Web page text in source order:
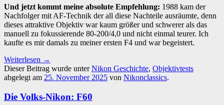
Und jetzt kommt meine absolute Empfehlung: 1988 kam der
Nachfolger mit AF-Technik der all diese Nachteile ausräumte, denn
dieses attraktive Objektiv war kaum größer und schwerer als das
manuell zu fokussierende 80-200/4,0 und nicht einmal teurer. Ich
kaufte es mir damals zu meiner ersten F4 und war begeistert.
Weiterlesen →
Dieser Beitrag wurde unterNikon Geschichte, Objektivtests
abgelegt am 25. November 2025 von Nikonclassics.
Die Volks-Nikon: F60